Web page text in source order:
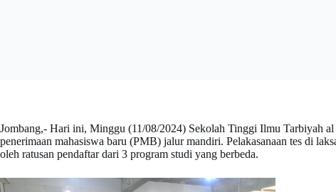
Jombang,- Hari ini, Minggu (11/08/2024) Sekolah Tinggi Ilmu Tarbiyah
penerimaan mahasiswa baru (PMB) jalur mandiri. Pelakasanaan tes di
oleh ratusan pendaftar dari 3 program studi yang berbeda.